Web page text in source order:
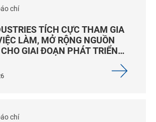
chí
TÍCH CỰC THAM GIA
LÀM, MỞ RỘNG NGUỒN
GIAI ĐOẠN PHÁT TRIỂN
chí